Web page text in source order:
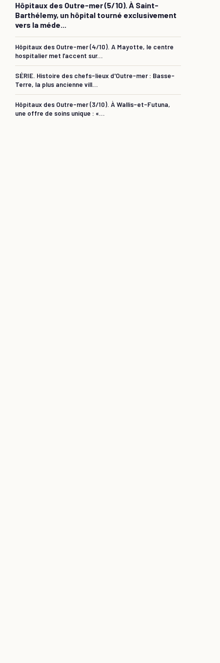
Hôpitaux des Outre-mer (5/10). À Saint-
Barthélemy, un hôpital tourné exclusivement
vers la méde...
Hôpitaux des Outre-mer (4/10). A Mayotte, le centre
hospitalier met l’accent sur...
SÉRIE. Histoire des chefs-lieux d'Outre-mer : Basse-
Terre, la plus ancienne vill...
Hôpitaux des Outre-mer (3/10). À Wallis-et-Futuna,
une offre de soins unique : «...